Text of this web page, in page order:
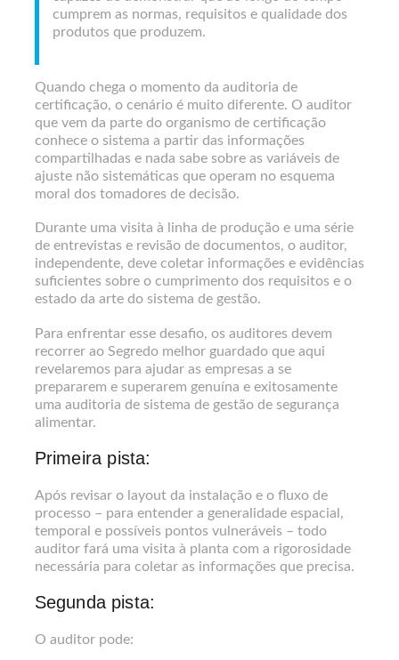
cumprem as normas, requisitos e qualidade dos
produtos que produzem.
Quando chega o momento da auditoria de
certificação, o cenário é muito diferente. O auditor
que vem da parte do organismo de certificação
conhece o sistema a partir das informações
compartilhadas e nada sabe sobre as variáveis de
ajuste não sistemáticas que operam no esquema
moral dos tomadores de decisão.
Durante uma visita à linha de produção e uma série
de entrevistas e revisão de documentos, o auditor,
independente, deve coletar informações e evidências
suficientes sobre o cumprimento dos requisitos e o
estado da arte do sistema de gestão.
Para enfrentar esse desafio, os auditores devem
recorrer ao Segredo melhor guardado que aqui
revelaremos para ajudar as empresas a se
prepararem e superarem genuína e exitosamente
uma auditoria de sistema de gestão de segurança
alimentar.
Primeira pista:
Após revisar o layout da instalação e o fluxo de
processo – para entender a generalidade espacial,
temporal e possíveis pontos vulneráveis – todo
auditor fará uma visita à planta com a rigorosidade
necessária para coletar as informações que precisa.
Segunda pista:
O auditor pode: